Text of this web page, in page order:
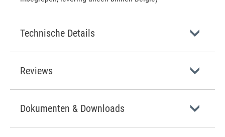
Technische Details
Reviews
Dokumenten & Downloads